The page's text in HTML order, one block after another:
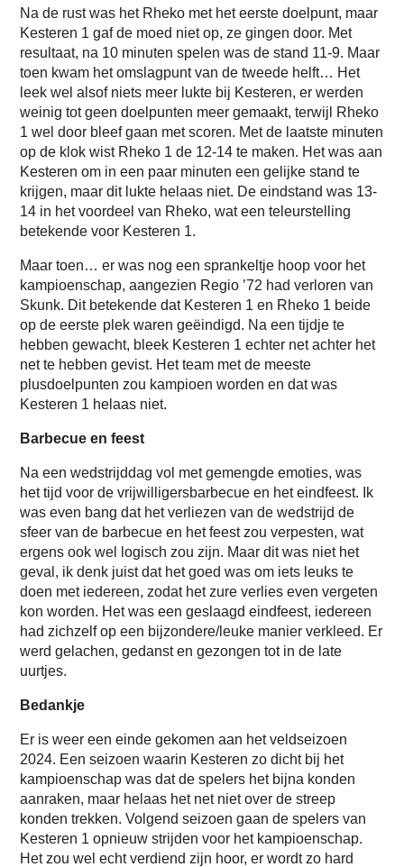
Na de rust was het Rheko met het eerste doelpunt, maar
Kesteren 1 gaf de moed niet op, ze gingen door. Met
resultaat, na 10 minuten spelen was de stand 11-9. Maar
toen kwam het omslagpunt van de tweede helft… Het
leek wel alsof niets meer lukte bij Kesteren, er werden
weinig tot geen doelpunten meer gemaakt, terwijl Rheko
1 wel door bleef gaan met scoren. Met de laatste minuten
op de klok wist Rheko 1 de 12-14 te maken. Het was aan
Kesteren om in een paar minuten een gelijke stand te
krijgen, maar dit lukte helaas niet. De eindstand was 13-
14 in het voordeel van Rheko, wat een teleurstelling
betekende voor Kesteren 1.
Maar toen… er was nog een sprankeltje hoop voor het
kampioenschap, aangezien Regio ’72 had verloren van
Skunk. Dit betekende dat Kesteren 1 en Rheko 1 beide
op de eerste plek waren geëindigd. Na een tijdje te
hebben gewacht, bleek Kesteren 1 echter net achter het
net te hebben gevist. Het team met de meeste
plusdoelpunten zou kampioen worden en dat was
Kesteren 1 helaas niet.
Barbecue en feest
Na een wedstrijddag vol met gemengde emoties, was
het tijd voor de vrijwilligersbarbecue en het eindfeest. Ik
was even bang dat het verliezen van de wedstrijd de
sfeer van de barbecue en het feest zou verpesten, wat
ergens ook wel logisch zou zijn. Maar dit was niet het
geval, ik denk juist dat het goed was om iets leuks te
doen met iedereen, zodat het zure verlies even vergeten
kon worden. Het was een geslaagd eindfeest, iedereen
had zichzelf op een bijzondere/leuke manier verkleed. Er
werd gelachen, gedanst en gezongen tot in de late
uurtjes.
Bedankje
Er is weer een einde gekomen aan het veldseizoen
2024. Een seizoen waarin Kesteren zo dicht bij het
kampioenschap was dat de spelers het bijna konden
aanraken, maar helaas het net niet over de streep
konden trekken. Volgend seizoen gaan de spelers van
Kesteren 1 opnieuw strijden voor het kampioenschap.
Het zou wel echt verdiend zijn hoor, er wordt zo hard